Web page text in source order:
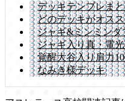
デッキテンプレま
どのデッキがオス
ジャギ&ミンミン
ジャギ入り真・電
覚醒大谷入り肩力
なみき様デッキ